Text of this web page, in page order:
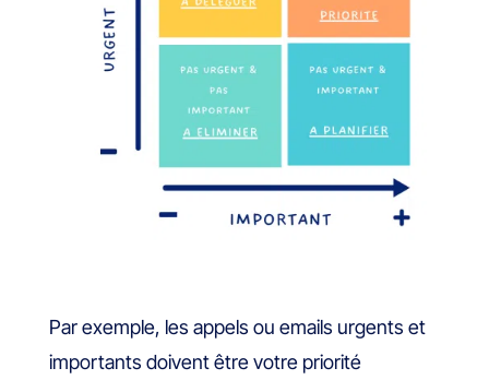
Par exemple, les appels ou emails urgents et
importants doivent être votre priorité